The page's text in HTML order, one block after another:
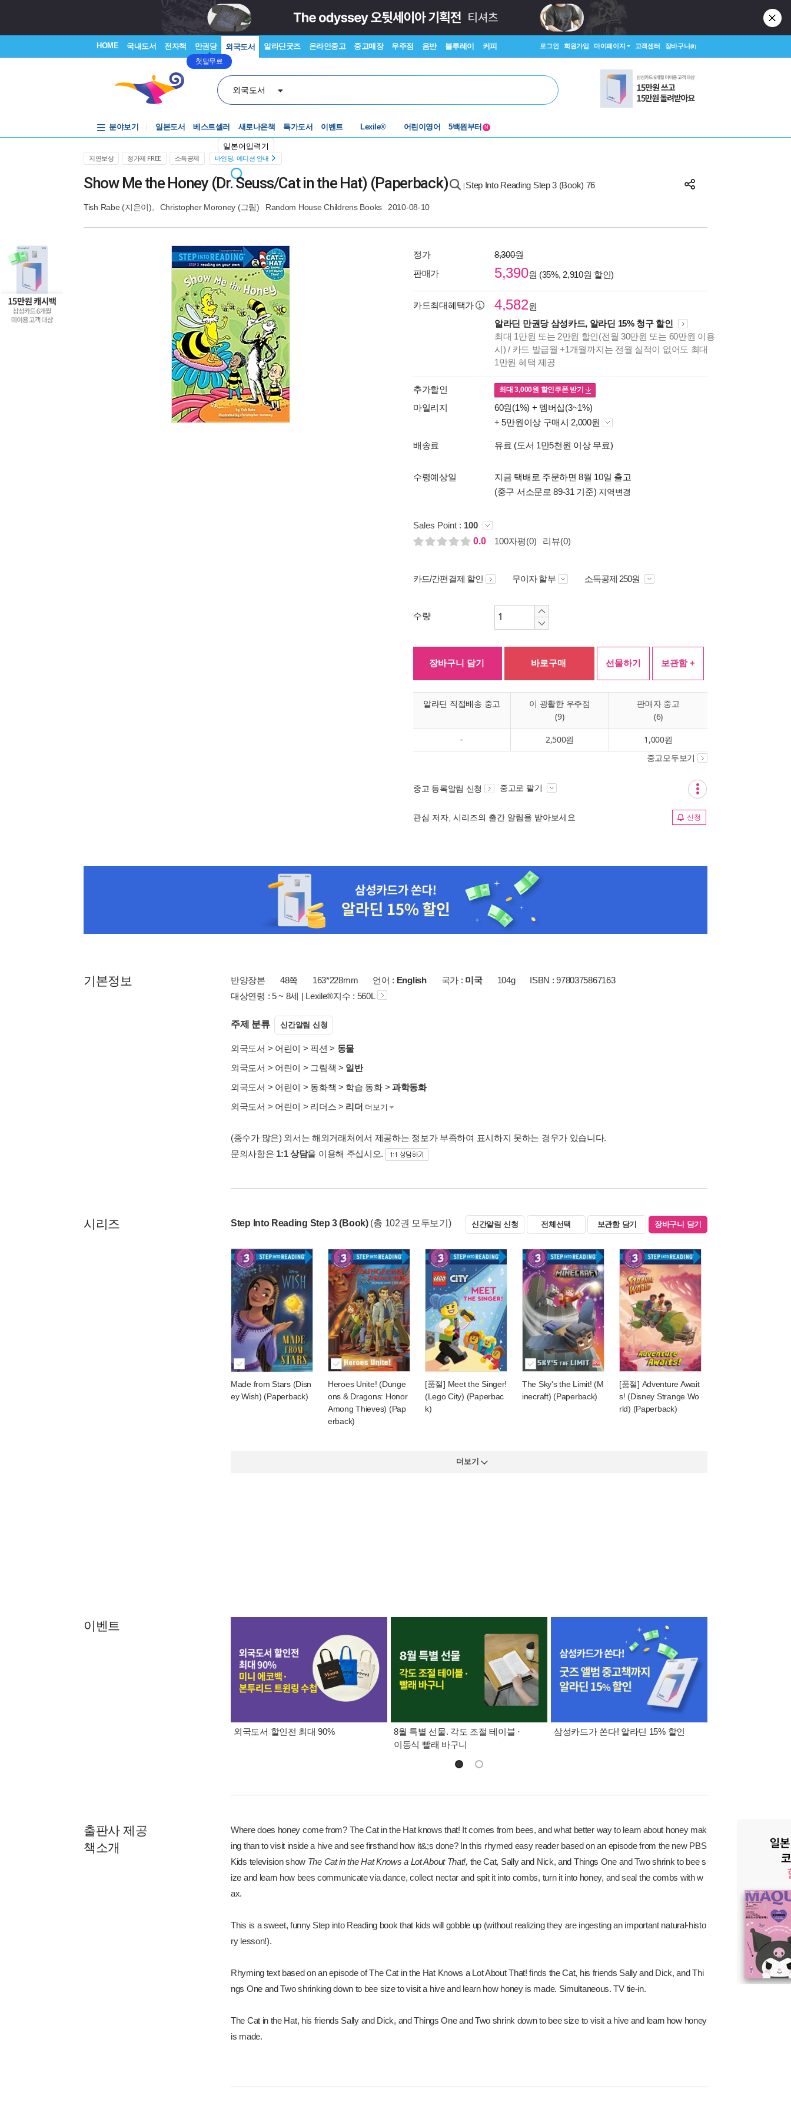
HOME 국내도서 전자책 만권당
첫달무료
외국도서 알라딘굿즈 온라인중고 중고매장 우주점 음반 블루레이 커피 로그인 회원가입 마이페이지 고객센터 장바구니(0)
외국도서
일본어입력기
분야보기 일본도서 베스트셀러 새로나온책 특가도서 이벤트
수준별베스트
어린이영어
중고 외서
N
지연보상 정가제 FREE 소득공제 바인딩, 에디션 안내
Show Me the Honey (Dr. Seuss/Cat in the Hat) (Paperback) Step Into Reading Step 3 (Book) 76
Tish Rabe (지은이), Christopher Moroney (그림) Random House Childrens Books 2010-08-10
정가
8,300원
판매가
5,390원 (35%, 2,910원 할인)
카드최대혜택가 4,582원
알라딘 만권당 삼성카드, 알라딘 15% 청구 할인
최대 1만원 또는 2만원 할인(전월 30만원 또는 60만원 이용
시) / 카드 발급월 +1개월까지는 전월 실적이 없어도 최대
1만원 혜택 제공
추가할인 최대3,000원 할인쿠폰 받기
마일리지 60원(1%) + 멤버십(3~1%)
+ 5만원이상 구매시 2,000원
배송료 유료 (도서 1만5천원 이상 무료)
수령예상일
지금 택배로 주문하면 8월 10일 출고
(중구 서소문로 89-31 기준) 지역변경
Sales Point : 100
0.0
100자평(0) 리뷰(0)
카드/간편결제 할인 무이자 할부 소득공제 250원
수량
장바구니 담기 바로구매 선물하기 보관함 +
알라딘 직접배송 중고
이 광활한 우주점
(9)
판매자 중고
(6)
- 2,500원 1,000원
중고모두보기
중고 등록알림 신청 중고로 팔기
관심 저자, 시리즈의 출간 알림을 받아보세요 신청
기본정보 반양장본 48쪽 163*228mm 언어 : English 국가 : 미국 104g
ISBN : 9780375867163
대상연령 : 5 ~ 8세 | Lexile®지수 : 560L
주제 분류 신간알림 신청
외국도서 > 어린이 > 픽션 > 동물
외국도서 > 어린이 > 그림책 > 일반
외국도서 > 어린이 > 동화책 > 학습 동화> 과학동화
외국도서 > 어린이 > 리더스 > 리더 더보기
(종수가 많은) 외서는 해외거래처에서 제공하는 정보가 부족하여 표시하지 못하는 경우가 있습니다.
문의사항은 1:1 상담을 이용해 주십시오.
시리즈 Step Into Reading Step 3 (Book) (총 102권 모두보기) 신간알림 신청 전체선택 보관함 담기 장바구니 담기
Made from Stars (Disn
ey Wish) (Paperback)
Heroes Unite! (Dunge
ons & Dragons: Honor
Among Thieves) (Pap
erback)
[품절] Meet the Singer!
(Lego City) (Paperbac
k)
The Sky's the Limit! (M
inecraft) (Paperback)
[품절] Adventure Await
s! (Disney Strange Wo
rld) (Paperback)
더보기
이벤트
외국도서 할인전 최대 90%
8월 특별 선물. 각도 조절 테이블 ·
이동식 빨래 바구니
삼성카드가 쏜다! 알라딘 15% 할인
출판사 제공
책소개
Where does honey come from? The Cat in the Hat knows that! It comes from bees, and what better way to learn about honey mak
ing than to visit inside a hive and see firsthand how it&;s done? In this rhymed easy reader based on an episode from the new PBS
Kids television show The Cat in the Hat Knows a Lot About That!, the Cat, Sally and Nick, and Things One and Two shrink to bee s
ize and learn how bees communicate via dance, collect nectar and spit it into combs, turn it into honey, and seal the combs with w
ax.
This is a sweet, funny Step into Reading book that kids will gobble up (without realizing they are ingesting an important natural-histo
ry lesson!).
Rhyming text based on an episode ofThe Cat in the Hat Knows a Lot About That!finds the Cat, his friends Sally and Dick, and Thi
ngs One and Two shrinking down to bee size to visit a hive and learn how honey is made. Simultaneous. TV tie-in.
The Cat in the Hat, his friends Sally and Dick, and Things One and Two shrink down to bee size to visit a hive and learn how honey
is made.